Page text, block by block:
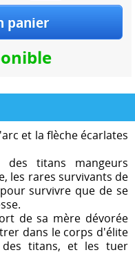
et la flèche écarlates
titans mangeurs
les rares survivants de
survivre que de se
de sa mère dévorée
dans le corps d'élite
titans, et les tuer